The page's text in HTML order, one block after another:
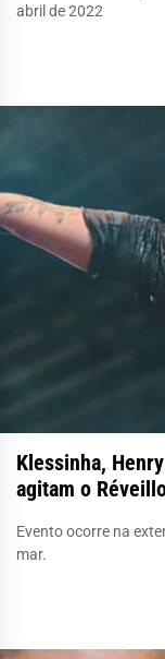
abril de 2022
Klessinha,
agitam o
Evento ocorre na
mar.